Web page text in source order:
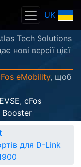
UK
Tech Solutions
нові версії цієї
eMobility, щоб
, cFos
Booster
для D-Link